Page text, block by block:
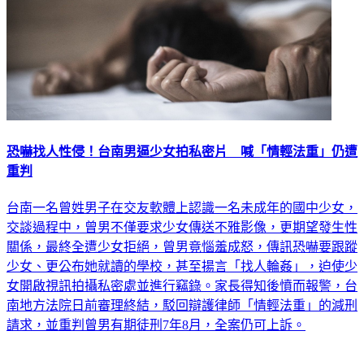
恐嚇找人性侵！台南男逼少女拍私密片 喊「情輕法重」仍遭
重判
台南一名曾姓男子在交友軟體上認識一名未成年的國中少女，
交談過程中，曾男不僅要求少女傳送不雅影像，更期望發生性
關係，最終全遭少女拒絕，曾男竟惱羞成怒，傳訊恐嚇要跟蹤
少女、更公布她就讀的學校，甚至揚言「找人輪姦」，迫使少
女開啟視訊拍攝私密處並進行竊錄。家長得知後憤而報警，台
南地方法院日前審理終結，駁回辯護律師「情輕法重」的減刑
請求，並重判曾男有期徒刑7年8月，全案仍可上訴。